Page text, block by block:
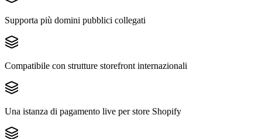
Supporta più domini pubblici collegati
Compatibile con strutture storefront internazionali
Una istanza di pagamento live per store Shopify